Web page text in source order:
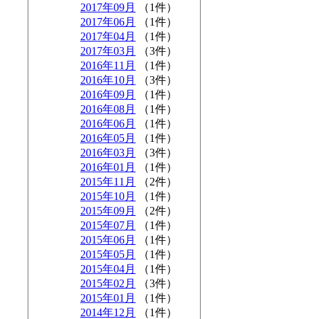
2017年09月
（1件）
2017年06月
（1件）
2017年04月
（1件）
2017年03月
（3件）
2016年11月
（1件）
2016年10月
（3件）
2016年09月
（1件）
2016年08月
（1件）
2016年06月
（1件）
2016年05月
（1件）
2016年03月
（3件）
2016年01月
（1件）
2015年11月
（2件）
2015年10月
（1件）
2015年09月
（2件）
2015年07月
（1件）
2015年06月
（1件）
2015年05月
（1件）
2015年04月
（1件）
2015年02月
（3件）
2015年01月
（1件）
2014年12月
（1件）